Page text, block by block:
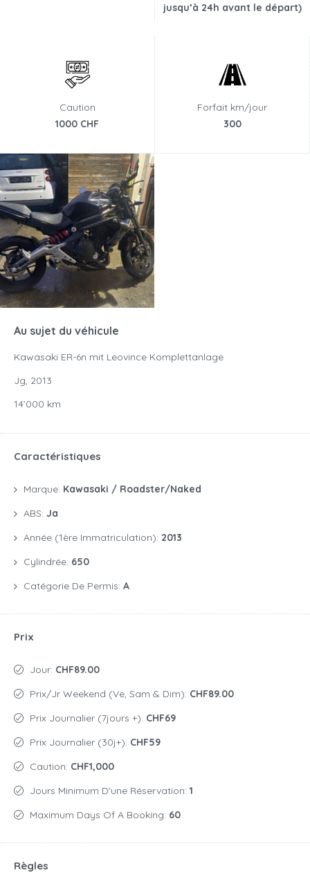
jusqu’à 24h avant le départ)
Caution
1000 CHF
Forfait km/jour
300
Au sujet du véhicule
Kawasaki ER-6n mit Leovince Komplettanlage
Jg, 2013
14’000 km
Caractéristiques
Marque: Kawasaki / Roadster/naked
ABS: Ja
Année (1ère Immatriculation): 2013
Cylindrée: 650
Catégorie De Permis: A
Prix
Jour: CHF89.00
Prix/jr Weekend (Ve, Sam & Dim): CHF89.00
Prix Journalier (7jours +): CHF69
Prix Journalier (30j+): CHF59
Caution: CHF1,000
Jours Minimum D'une Réservation: 1
Maximum Days Of A Booking: 60
Règles